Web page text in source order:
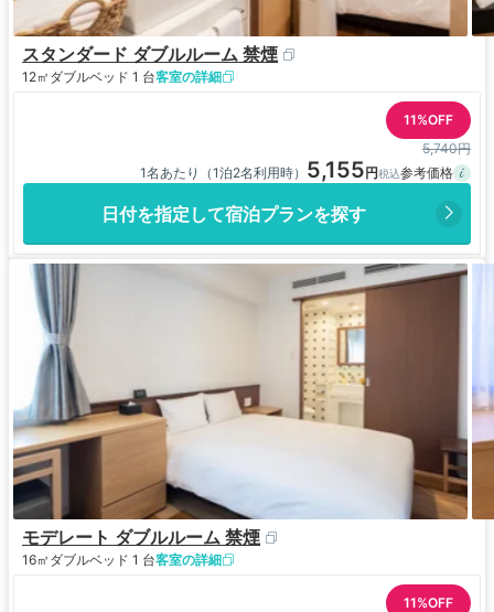
スタンダード ダブルルーム 禁煙
12㎡ ダブルベッド 1 台客室の詳細
11%OFF
5,740円
1名あたり（1泊2名利用時） 5,155
日付を指定して宿泊プランを探す
モデレート ダブルルーム 禁煙
16㎡ ダブルベッド 1 台客室の詳細
11%OFF